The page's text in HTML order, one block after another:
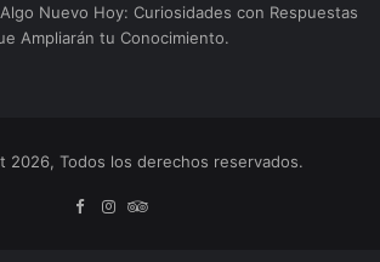
Algo Nuevo Hoy: Curiosidades con Respuestas
Ampliarán tu Conocimiento.
2026, Todos los derechos reservados.